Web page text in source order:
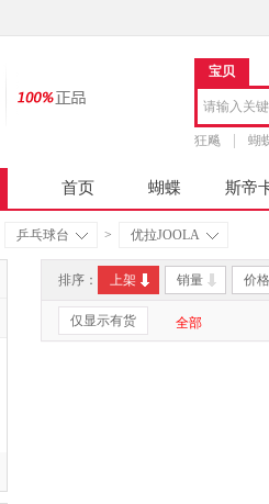
宝贝
狂飚 蝴
首页 蝴蝶 斯帝
乒乓球台 > 优拉JOOLA
排序： 上架 销量 价格
仅显示有货 全部